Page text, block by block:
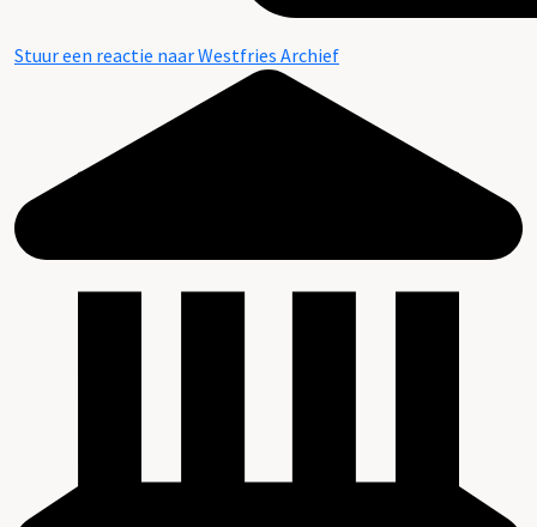
Stuur een reactie naar Westfries Archief